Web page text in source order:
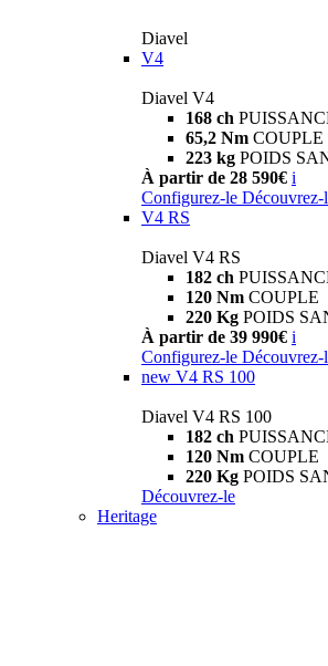
Diavel
V4
Diavel V4
168 ch
65,2 Nm COUPLE
223 kg POIDS
À partir de 28 590€ i
Configurez-le Découvrez-
V4 RS
Diavel V4 RS
182 ch
120 Nm COUPLE
220 Kg POIDS
À partir de 39 990€ i
Configurez-le Découvrez-
new V4 RS 100
Diavel V4 RS 100
182 ch
120 Nm COUPLE
220 Kg POIDS
Découvrez-le
Heritage